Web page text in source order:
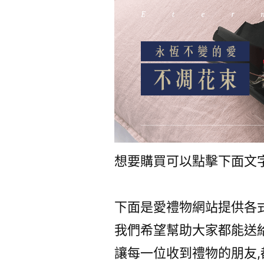
想要購買可以點擊下面文
下面是愛禮物網站提供各
我們希望幫助大家都能送
讓每一位收到禮物的朋友